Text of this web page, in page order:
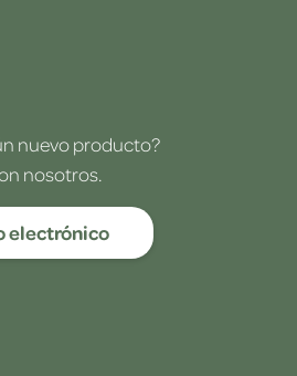
nuevo producto?
nosotros.
electrónico